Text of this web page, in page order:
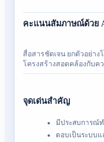
คะแนนสัมภาษณ์ด้วย
สื่อสารชัดเจน ยกตัวอย่าง
โครงสร้างสอดคล้องกับค
จุดเด่นสำคัญ
มีประสบการณ์
ตอบเป็นระบบแ